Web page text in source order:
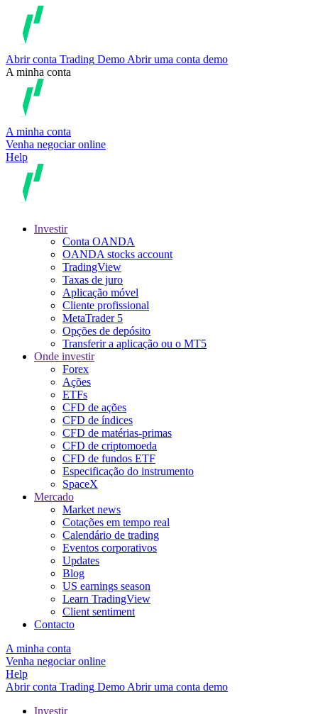
Abrir conta Trading Demo Abrir uma conta demo
A minha conta
A minha conta
Venha negociar online
Help
Investir
Conta OANDA
OANDA stocks account
TradingView
Taxas de juro
Aplicação móvel
Cliente profissional
MetaTrader 5
Opções de depósito
Transferir a aplicação ou o MT5
Onde investir
Forex
Ações
ETFs
CFD de ações
CFD de índices
CFD de matérias-primas
CFD de criptomoeda
CFD de fundos ETF
Especificação do instrumento
SpaceX
Mercado
Market news
Cotações em tempo real
Calendário de trading
Eventos corporativos
Updates
Blog
US earnings season
Learn TradingView
Client sentiment
Contacto
A minha conta
Venha negociar online
Help
Abrir conta Trading Demo Abrir uma conta demo
Investir